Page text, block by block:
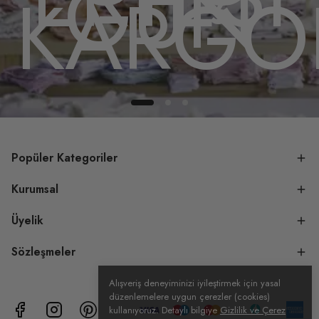
Alışveriş deneyiminizi iyileştirmek için yasal
düzenlemelere uygun çerezler (cookies)
kullanıyoruz. Detaylı bilgiyeGizlilik ve Çerez
Popüler Kategoriler
Kurumsal
Üyelik
Sözleşmeler